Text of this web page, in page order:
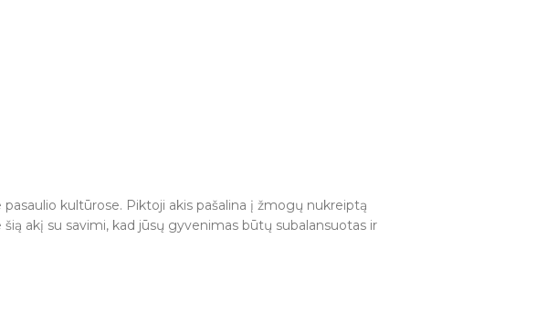
kultūrose. Piktoji akis pašalina į žmogų nukreiptą
akį su savimi, kad jūsų gyvenimas būtų subalansuotas ir